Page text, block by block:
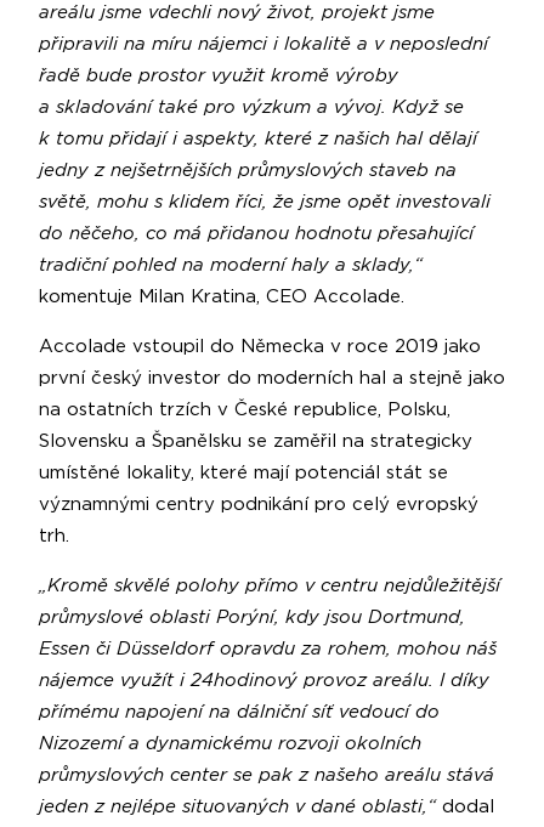
areálu jsme vdechli nový život, projekt jsme
připravili na míru nájemci i lokalitě a v neposlední
řadě bude prostor využit kromě výroby
a skladování také pro výzkum a vývoj. Když se
k tomu přidají i aspekty, které z našich hal dělají
jedny z nejšetrnějších průmyslových staveb na
světě, mohu s klidem říci, že jsme opět investovali
do něčeho, co má přidanou hodnotu přesahující
tradiční pohled na moderní haly a sklady,“
komentuje Milan Kratina, CEO Accolade.
Accolade vstoupil do Německa v roce 2019 jako
první český investor do moderních hal a stejně jako
na ostatních trzích v České republice, Polsku,
Slovensku a Španělsku se zaměřil na strategicky
umístěné lokality, které mají potenciál stát se
významnými centry podnikání pro celý evropský
trh.
„Kromě skvělé polohy přímo v centru nejdůležitější
průmyslové oblasti Porýní, kdy jsou Dortmund,
Essen či Düsseldorf opravdu za rohem, mohou náš
nájemce využít i 24hodinový provoz areálu. I díky
přímému napojení na dálniční síť vedoucí do
Nizozemí a dynamickému rozvoji okolních
průmyslových center se pak z našeho areálu stává
jeden z nejlépe situovaných v dané oblasti,“ dodal